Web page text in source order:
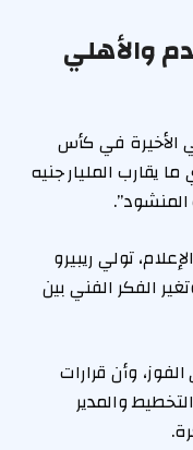
والأهلي
الأخيرة في كأس
ما يقارب المليار جنيه
تولي ريبيرو
الفكر الفني بين
وأن قرارات
والمدير